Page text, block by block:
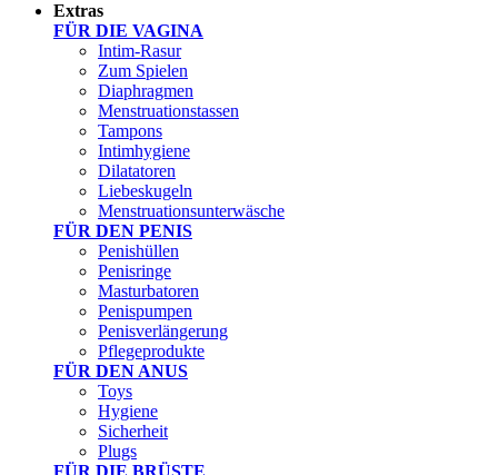
Extras
FÜR DIE VAGINA
Intim-Rasur
Zum Spielen
Diaphragmen
Menstruationstassen
Tampons
Intimhygiene
Dilatatoren
Liebeskugeln
Menstruationsunterwäsche
FÜR DEN PENIS
Penishüllen
Penisringe
Masturbatoren
Penispumpen
Penisverlängerung
Pflegeprodukte
FÜR DEN ANUS
Toys
Hygiene
Sicherheit
Plugs
FÜR DIE BRÜSTE